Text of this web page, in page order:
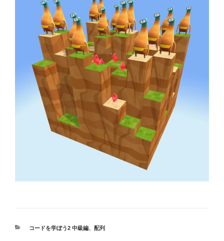
カ
コードを学ぼう2 中級編、 配列